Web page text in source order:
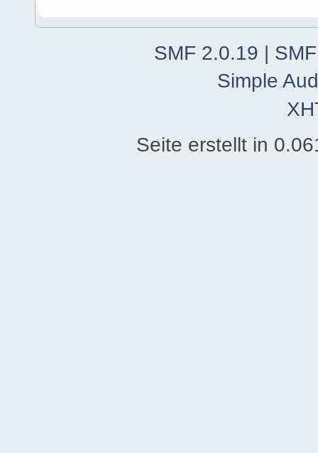
SMF 2.0.19 |
Simple
Seite erstellt in